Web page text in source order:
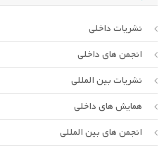
نشریات داخلی
انجمن های داخلی
نشریات بین المللی
همایش های داخلی
انجمن های بین المللی